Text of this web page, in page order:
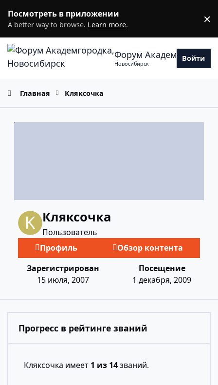
Посмотреть в приложении
A better way to browse. Learn more. ×
Форум Академгородка
Новосибирск
Войти
Главная Кляксочка
Кляксочка
Пользователь
Зарегистрирован
15 июля, 2007
Посещение
1 декабря, 2009
Профиль Обзор контента
Прогресс в рейтинге званий
Кляксочка имеет 1 из 14званий.